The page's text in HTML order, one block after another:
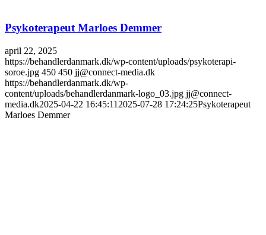
Psykoterapeut Marloes Demmer
april 22, 2025
https://behandlerdanmark.dk/wp-content/uploads/psykoterapi-
soroe.jpg 450 450 jj@connect-media.dk
https://behandlerdanmark.dk/wp-
content/uploads/behandlerdanmark-logo_03.jpg jj@connect-
media.dk2025-04-22 16:45:11 2025-07-28 17:24:25Psykoterapeut
Marloes Demmer